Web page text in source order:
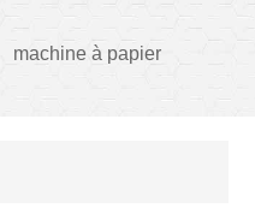
machine à papier